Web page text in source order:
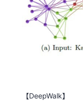
【DeepWalk】